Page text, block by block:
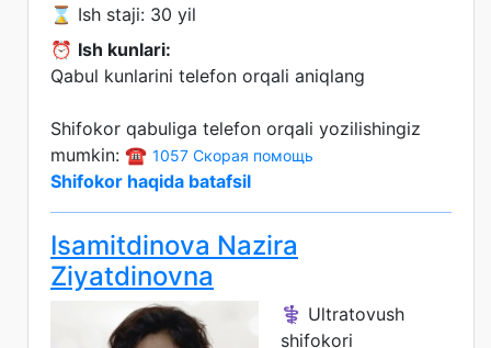
⌛ Ish staji: 30 yil
⏰ Ish kunlari:
Qabul kunlarini telefon orqali aniqlang
Shifokor qabuliga telefon orqali yozilishingiz
mumkin: ☎️ 1057 Скорая помощь
Shifokor haqida batafsil
Isamitdinova Nazira
Ziyatdinovna
⚕️ Ultratovush
shifokori